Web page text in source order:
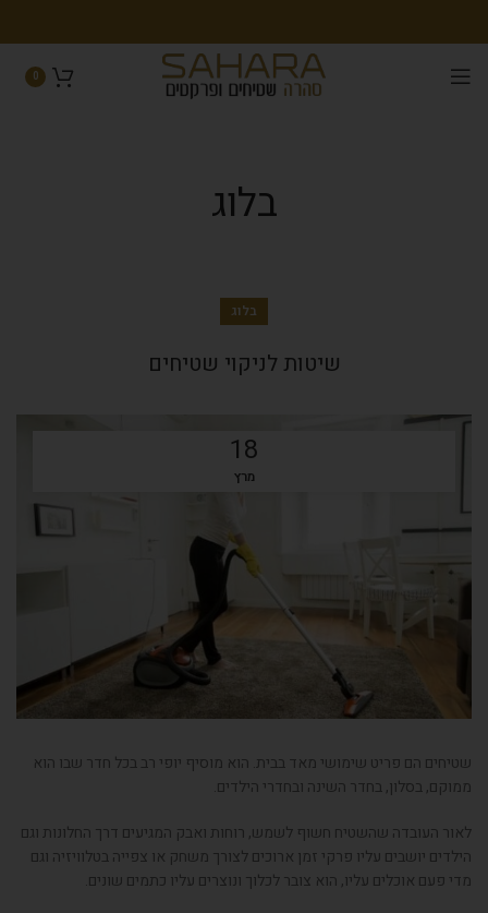
0
בלוג
בלוג
שיטות לניקוי שטיחים
18
מרץ
שטיחים הם פריט שימושי מאד בבית. הוא מוסיף יופי רב בכל חדר שבו הוא
ממוקם, בסלון, בחדר השינה ובחדרי הילדים.
לאור העובדה שהשטיח חשוף לשמש, רוחות ואבק המגיעים דרך החלונות וגם
הילדים יושבים עליו פרקי זמן ארוכים לצורך משחק או צפייה בטלוויזיה וגם
מדי פעם אוכלים עליו, הוא צובר לכלוך ונוצרים עליו כתמים שונים.